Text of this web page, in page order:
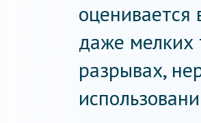
даже мелких
разрывах,